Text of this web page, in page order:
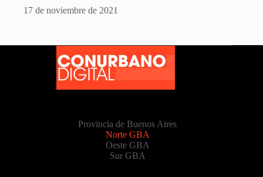
17 de noviembre de 2021
Provincia de Buenos Aires
Norte GBA
Oeste GBA
Sur GBA